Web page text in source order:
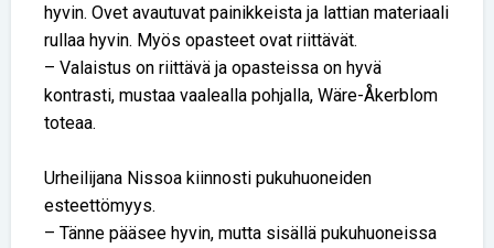
hyvin. Ovet avautuvat painikkeista ja lattian materiaali
rullaa hyvin. Myös opasteet ovat riittävät.
– Valaistus on riittävä ja opasteissa on hyvä
kontrasti, mustaa vaalealla pohjalla, Wäre-Åkerblom
toteaa.
Urheilijana Nissoa kiinnosti pukuhuoneiden
esteettömyys.
– Tänne pääsee hyvin, mutta sisällä pukuhuoneissa